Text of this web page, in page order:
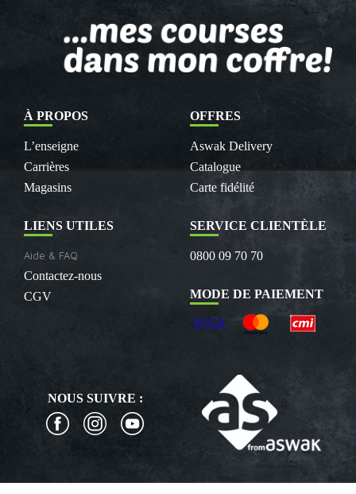
À PROPOS
L’enseigne
Carrières
Magasins
OFFRES
Aswak Delivery
Catalogue
Carte fidélité
LIENS UTILES
Aide & FAQ
Contactez-nous
CGV
SERVICE CLIENTÈLE
0800 09 70 70
MODE DE PAIEMENT
NOUS SUIVRE :